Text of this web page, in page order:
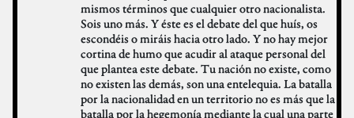
mismos términos que cualquier otro nacionalista.
Sois uno más. Y éste es el debate del que huís, os
escondéis o miráis hacia otro lado. Y no hay mejor
cortina de humo que acudir al ataque personal del
que plantea este debate. Tu nación no existe, como
no existen las demás, son una entelequia. La batalla
por la nacionalidad en un territorio no es más que la
batalla por la hegemonía mediante la cual una parte